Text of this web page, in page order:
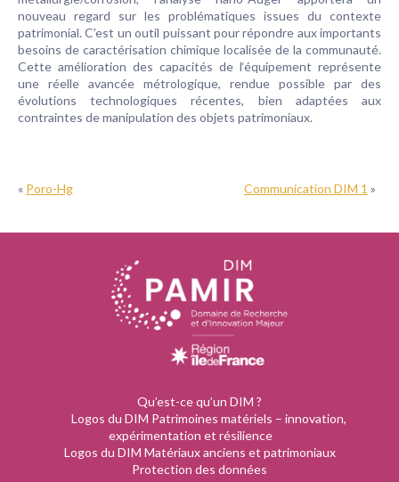
nouveau regard sur les problématiques issues du contexte
patrimonial. C’est un outil puissant pour répondre aux importants
besoins de caractérisation chimique localisée de la communauté.
Cette amélioration des capacités de l‘équipement représente
une réelle avancée métrologique, rendue possible par des
évolutions technologiques récentes, bien adaptées aux
contraintes de manipulation des objets patrimoniaux.
« Poro-Hg Communication DIM 1 »
Qu’est-ce qu’un DIM ?
Logos du DIM Patrimoines matériels – innovation,
expérimentation et résilience
Logos du DIM Matériaux anciens et patrimoniaux
Protection des données